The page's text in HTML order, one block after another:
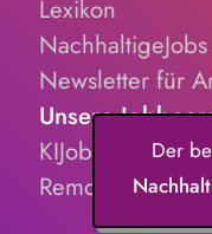
Lexikon
NachhaltigeJobs
Newsletter für
Unsere
KIJobs.de
RemoteJobs.de
Der